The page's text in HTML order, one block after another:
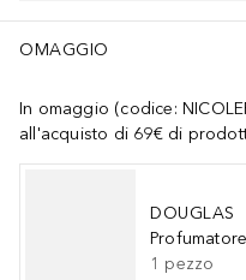
OMAGGIO
In omaggio (codice:
all'acquisto di 69€ di
DOUGLAS
1 pezzo